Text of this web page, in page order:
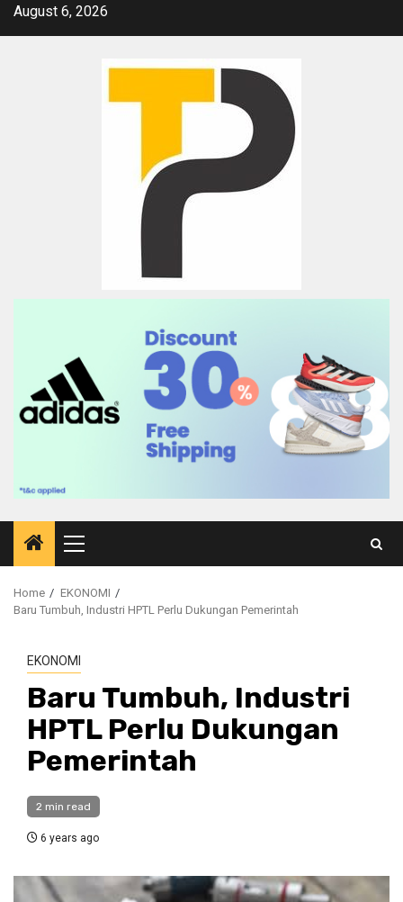
SkipAugust 6, 2026
Primary
Menu
Home
EKONOMI
Baru Tumbuh, Industri HPTL Perlu Dukungan Pemerintah
EKONOMI
Baru Tumbuh, Industri
HPTL Perlu Dukungan
Pemerintah
2 min read
6 years ago